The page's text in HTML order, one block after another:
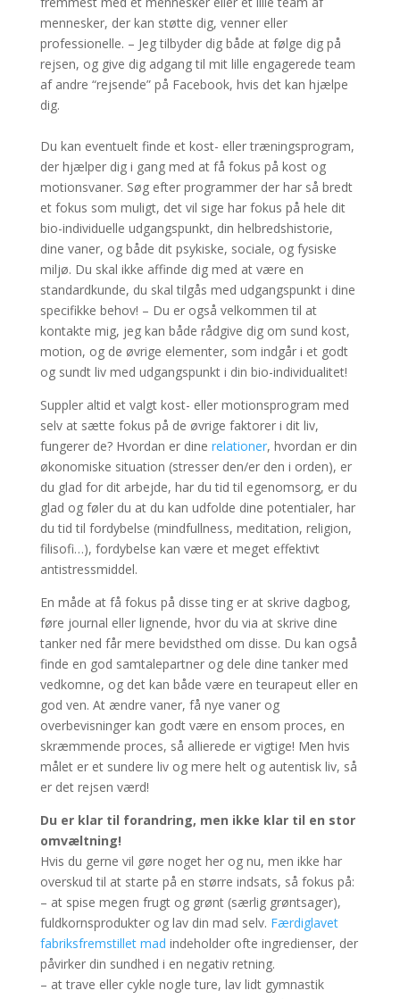
mennesker, der kan støtte dig, venner eller
professionelle. – Jeg tilbyder dig både at følge dig på
rejsen, og give dig adgang til mit lille engagerede team
af andre “rejsende” på Facebook, hvis det kan hjælpe
dig.
Du kan eventuelt finde et kost- eller træningsprogram,
der hjælper dig i gang med at få fokus på kost og
motionsvaner. Søg efter programmer der har så bredt
et fokus som muligt, det vil sige har fokus på hele dit
bio-individuelle udgangspunkt, din helbredshistorie,
dine vaner, og både dit psykiske, sociale, og fysiske
miljø. Du skal ikke affinde dig med at være en
standardkunde, du skal tilgås med udgangspunkt i dine
specifikke behov! – Du er også velkommen til at
kontakte mig, jeg kan både rådgive dig om sund kost,
motion, og de øvrige elementer, som indgår i et godt
og sundt liv med udgangspunkt i din bio-individualitet!
Suppler altid et valgt kost- eller motionsprogram med
selv at sætte fokus på de øvrige faktorer i dit liv,
fungerer de? Hvordan er dine relationer, hvordan er din
økonomiske situation (stresser den/er den i orden), er
du glad for dit arbejde, har du tid til egenomsorg, er du
glad og føler du at du kan udfolde dine potentialer, har
du tid til fordybelse (mindfullness, meditation, religion,
filisofi…), fordybelse kan være et meget effektivt
antistressmiddel.
En måde at få fokus på disse ting er at skrive dagbog,
føre journal eller lignende, hvor du via at skrive dine
tanker ned får mere bevidsthed om disse. Du kan også
finde en god samtalepartner og dele dine tanker med
vedkomne, og det kan både være en teurapeut eller en
god ven. At ændre vaner, få nye vaner og
overbevisninger kan godt være en ensom proces, en
skræmmende proces, så allierede er vigtige! Men hvis
målet er et sundere liv og mere helt og autentisk liv, så
er det rejsen værd!
Du er klar til forandring, men ikke klar til en stor
omvæltning!
Hvis du gerne vil gøre noget her og nu, men ikke har
overskud til at starte på en større indsats, så fokus på:
– at spise megen frugt og grønt (særlig grøntsager),
fuldkornsprodukter og lav din mad selv. Færdiglavet
fabriksfremstillet mad indeholder ofte ingredienser, der
påvirker din sundhed i en negativ retning.
– at trave eller cykle nogle ture, lav lidt gymnastik